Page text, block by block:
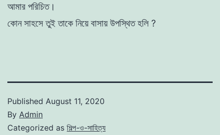
আমার পরিচিত।
কোনসাহসেতুইতাকে নিয়েবাসায়উপস্থিতহলি ?
Published August 11, 2020
By Admin
Categorized as শিল্প-ও-সাহিত্য